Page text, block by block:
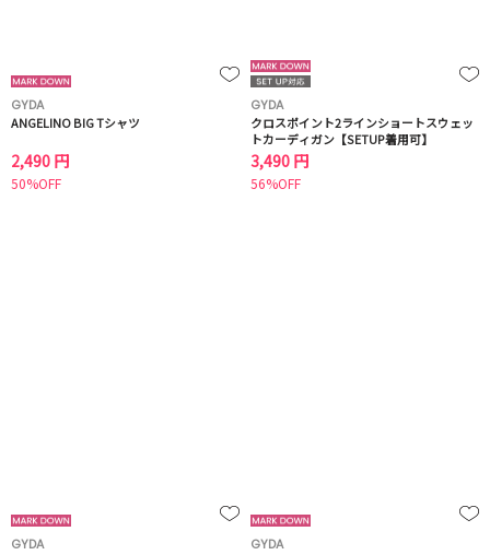
GYDA
ANGELINO BIG Tシャツ
2,490 円
50%OFF
GYDA
クロスポイント2ラインショートスウェッ
トカーディガン【SETUP着用可】
3,490 円
56%OFF
GYDA
GYDA